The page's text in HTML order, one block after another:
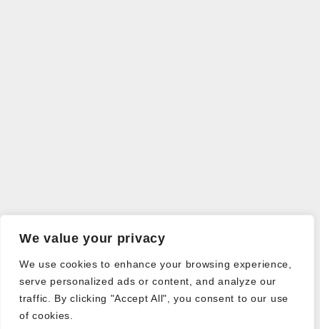
We value your privacy
We use cookies to enhance your browsing experience,
serve personalized ads or content, and analyze our
traffic. By clicking "Accept All", you consent to our use
of cookies.